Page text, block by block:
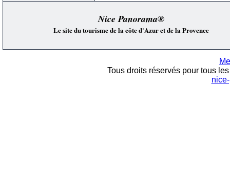
Nice Panorama®
Le site du tourisme de la côte d'Azur et de la Provence
Tous droits réservés pour tous